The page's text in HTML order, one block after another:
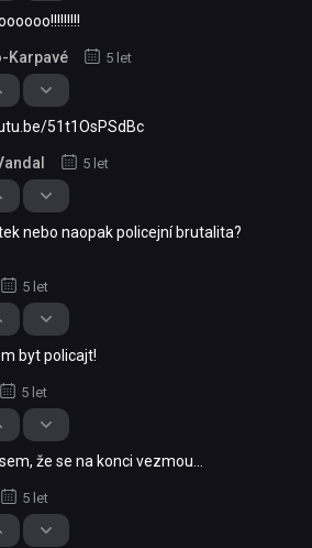
Karpavé 5 let
51t1OsPSdBc
5 let
nebo naopak policejní brutalita?
5 let
byt policajt!
5 let
že se na konci vezmou...
5 let